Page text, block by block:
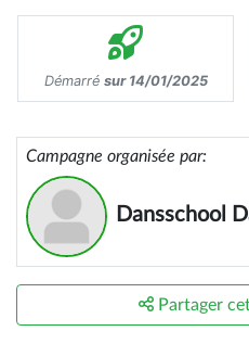
Démarré sur 14/01/2025
Campagne organisée par:
Dansschool
Partager